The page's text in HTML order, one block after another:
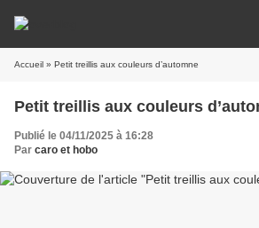
Accueil » Petit treillis aux couleurs d’automne
Petit treillis aux couleurs
Publié le 04/11/2025 à 16:28
Par caro et hobo